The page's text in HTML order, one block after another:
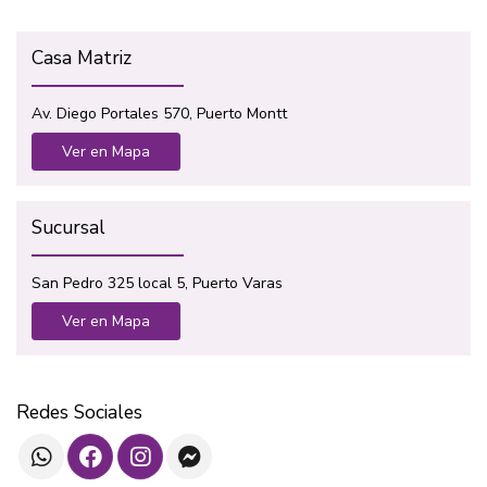
Casa Matriz
Av. Diego Portales 570, Puerto Montt
Ver en Mapa
Sucursal
San Pedro 325 local 5, Puerto Varas
Ver en Mapa
Redes Sociales